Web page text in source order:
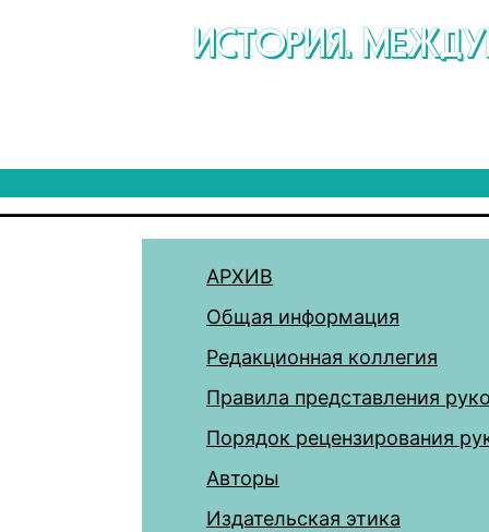
ИСТОРИЯ.
АРХИВ
Общая информация
Редакционная коллегия
Правила представления
Порядок рецензирования
Авторы
Издательская этика